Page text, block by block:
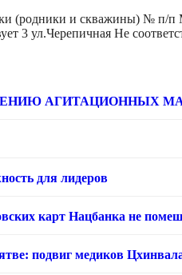
(родники и скважины) № п/
3 ул.Черепичная Не
АГИТАЦИОННЫХ
для лидеров
карт Нацбанка не
подвиг медиков Цхинвала